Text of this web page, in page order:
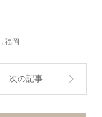
,福岡
次の記事